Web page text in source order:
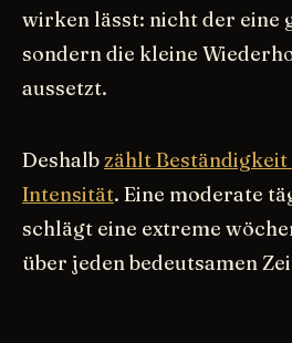
wirken lässt: nicht der eine
sondern die kleine
aussetzt.
Deshalbzählt
Intensität. Eine moderate
schlägt eine extreme
über jeden bedeutsamen